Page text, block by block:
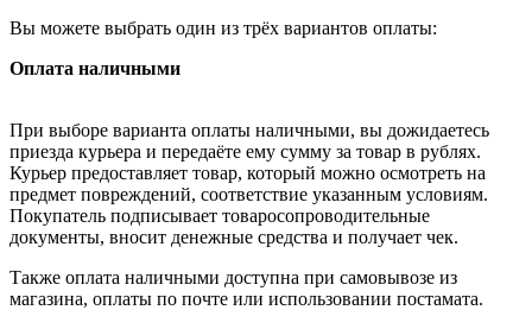
Вы можете выбрать один из трёх вариантов оплаты:
Оплата наличными
При выборе варианта оплаты наличными, вы дожидаетесь
приезда курьера и передаёте ему сумму за товар в рублях.
Курьер предоставляет товар, который можно осмотреть на
предмет повреждений, соответствие указанным условиям.
Покупатель подписывает товаросопроводительные
документы, вносит денежные средства и получает чек.
Также оплата наличными доступна при самовывозе из
магазина, оплаты по почте или использовании постамата.